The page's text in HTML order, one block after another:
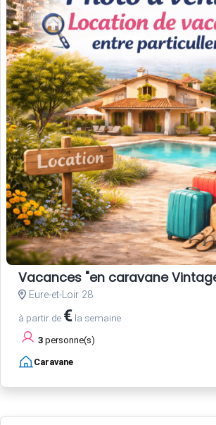
Vacances "en caravane Vintage"
Eure-et-Loir 28
à partir de € la semaine
3 personne(s)
Caravane